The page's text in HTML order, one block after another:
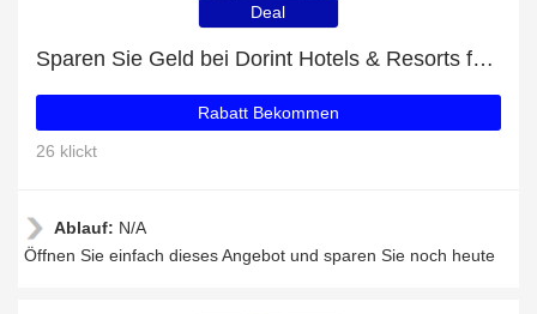
Deal
Sparen Sie Geld bei Dorint Hotels & Resorts für die Freigabe
Rabatt Bekommen
26 klickt
Ablauf: N/A
Öffnen Sie einfach dieses Angebot und sparen Sie noch heute